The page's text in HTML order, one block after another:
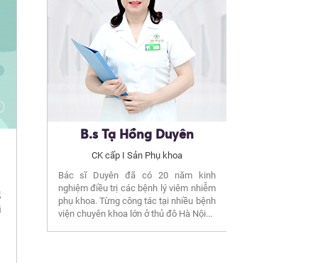
B.s Tạ Hồng Duyên
CK cấp I Sản Phụ khoa
Bác sĩ Duyên đã có 20 năm kinh
nghiệm điều trị các bệnh lý viêm nhiễm
phụ khoa. Từng công tác tại nhiều bệnh
viện chuyên khoa lớn ở thủ đô Hà Nội...